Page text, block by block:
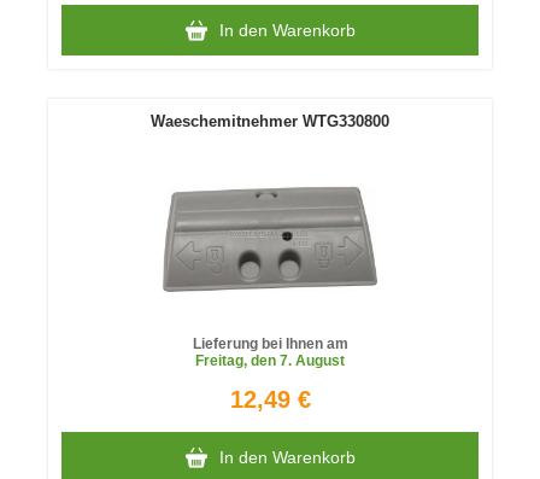
In den Warenkorb
Waeschemitnehmer WTG330800
Lieferung bei Ihnen am
Freitag, den 7. August
12,49 €
In den Warenkorb